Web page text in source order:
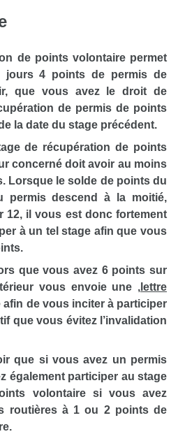
de points volontaire permet
jours 4 points de permis de
que vous avez le droit de
de permis de points
la date du stage précédent.
de récupération de points
concerné doit avoir au moins
Lorsque le solde de points du
permis descend à la moitié,
12, il vous est donc fortement
à un tel stage afin que vous
que vous avez 6 points sur
vous envoie une , lettre
de vous inciter à participer
que vous évitez l’invalidation
que si vous avez un permis
également participer au stage
volontaire si vous avez
routières à 1 ou 2 points de